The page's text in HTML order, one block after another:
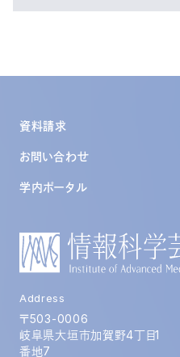
資料請求
お問い合わせ
学内ポータル
Address
〒503-0006
岐阜県大垣市加賀野4丁目1
番地7